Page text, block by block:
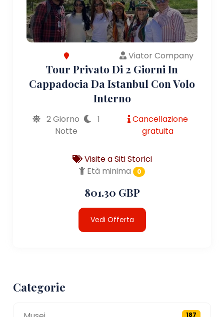
Viator Company
Tour Privato Di 2 Giorni In
Cappadocia Da Istanbul Con Volo
Interno
2 Giorno
1
Notte
Cancellazione
gratuita
Visite a Siti Storici
Età minima
0
801.30 GBP
Vedi Offerta
Categorie
187